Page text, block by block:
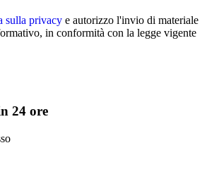
sulla privacy e autorizzo l'invio di materiale
in conformità con la legge vigente
24 ore